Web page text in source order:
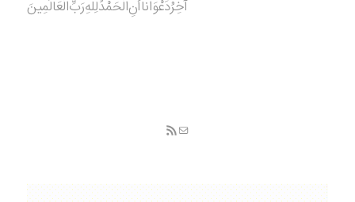
آخِرُدَعْوَانا‌أَنِ‌الْحَمْدُ‌‌‌لِلَّهِ‌رَبِّ‌الْعَالَمِينَ